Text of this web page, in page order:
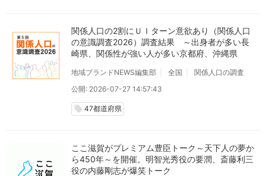
関係人口の2割にＵＩターン意欲あり（関係人口
の意識調査2026）調査結果 ～出身者が多い長
崎県、関係性が強い人が多い京都府、沖縄県
地域ブランドNEWS編集部 全国
関係人口の調査
公開: 2026-07-27 14:57:43
local_offer 47都道府県
ここ滋賀がプレミアム豊臣トーク～天下人の夢か
ら450年～を開催。明智光秀役の要潤、斎藤利三
役の内藤剛志が爆笑トーク